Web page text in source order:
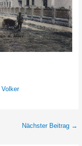
Volker
Nächster Beitrag →